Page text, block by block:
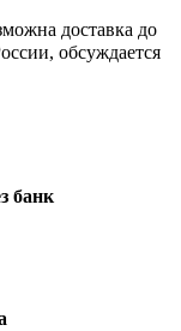
доставка до
обсуждается
банк